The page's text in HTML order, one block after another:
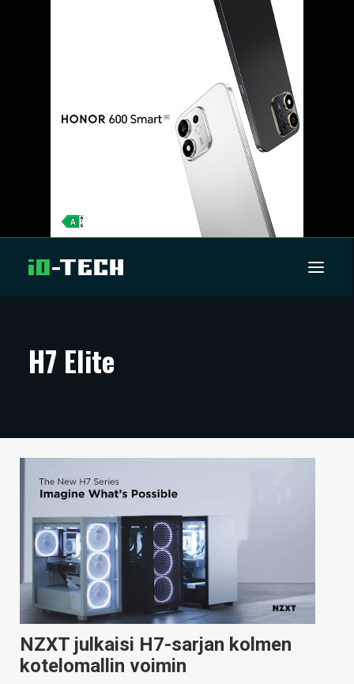
ARTIKKELIT
TECHBBS
TIETOA
KAUPPA
VAIHDA TEEMA
HAKU
H7 Elite
NZXT julkaisi H7-sarjan kolmen
kotelomallin voimin